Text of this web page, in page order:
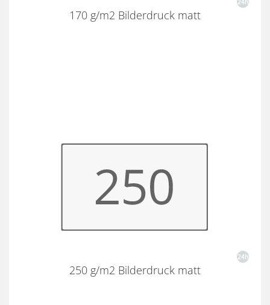
170 g/m2 Bilderdruck matt
250 g/m2 Bilderdruck matt